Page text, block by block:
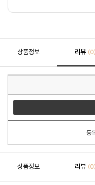
상품정보 리뷰 (0)
등
상품정보 리뷰 (0)